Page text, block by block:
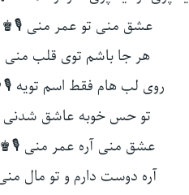
عشق منی تو عمر منی 🎙♚
هر جا باشم توی قلب منی
روی لب هام فقط اسم تویه
تو حس خوبه عاشق شدنی
عشق منی آره عمر منی 🎙♚
آره دوست دارم و تو مال